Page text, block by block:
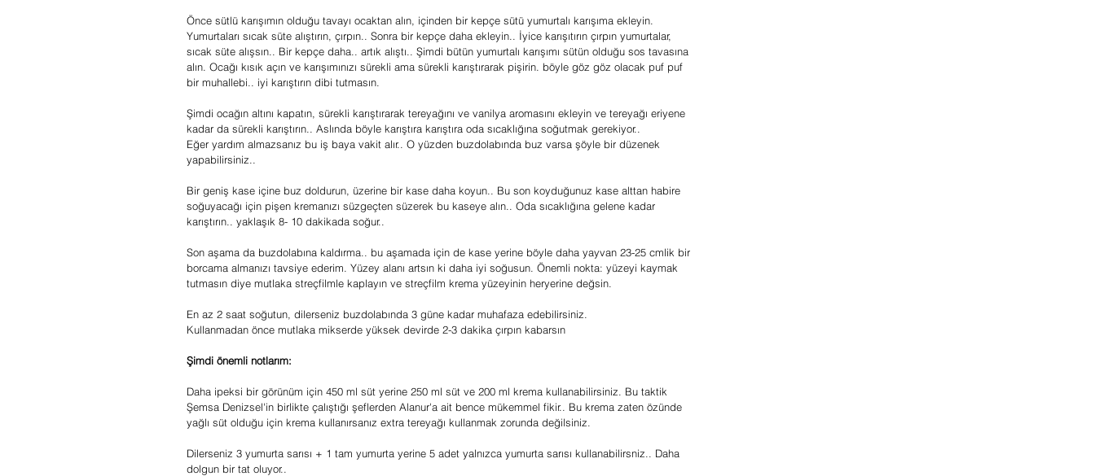
Önce sütlü karışımın olduğu tavayı ocaktan alın, içinden bir kepçe sütü yumurtalı karışıma ekleyin.
Yumurtaları sıcak süte alıştırın, çırpın.. Sonra bir kepçe daha ekleyin.. İyice karışıtırın çırpın yumurtalar,
sıcak süte alışsın.. Bir kepçe daha.. artık alıştı.. Şimdi bütün yumurtalı karışımı sütün olduğu sos tavasına
alın. Ocağı kısık açın ve karışımınızı sürekli ama sürekli karıştırarak pişirin. böyle göz göz olacak puf puf
bir muhallebi.. iyi karıştırın dibi tutmasın.
Şimdi ocağın altını kapatın, sürekli karıştırarak tereyağını ve vanilya aromasını ekleyin ve tereyağı eriyene
kadar da sürekli karıştırın.. Aslında böyle karıştıra karıştıra oda sıcaklığına soğutmak gerekiyor..
Eğer yardım almazsanız bu iş baya vakit alır.. O yüzden buzdolabında buz varsa şöyle bir düzenek
yapabilirsiniz..
Bir geniş kase içine buz doldurun, üzerine bir kase daha koyun.. Bu son koyduğunuz kase alttan habire
soğuyacağı için pişen kremanızı süzgeçten süzerek bu kaseye alın.. Oda sıcaklığına gelene kadar
karıştırın.. yaklaşık 8- 10 dakikada soğur..
Son aşama da buzdolabına kaldırma.. bu aşamada için de kase yerine böyle daha yayvan 23-25 cmlik bir
borcama almanızı tavsiye ederim. Yüzey alanı artsın ki daha iyi soğusun. Önemli nokta: yüzeyi kaymak
tutmasın diye mutlaka streçfilmle kaplayın ve streçfilm krema yüzeyinin heryerine değsin.
En az 2 saat soğutun, dilerseniz buzdolabında 3 güne kadar muhafaza edebilirsiniz.
Kullanmadan önce mutlaka mikserde yüksek devirde 2-3 dakika çırpın kabarsın
Şimdi önemli notlarım:
Daha ipeksi bir görünüm için 450 ml süt yerine 250 ml süt ve 200 ml krema kullanabilirsiniz. Bu taktik
Şemsa Denizsel'in birlikte çalıştığı şeflerden Alanur'a ait bence mükemmel fikir.. Bu krema zaten özünde
yağlı süt olduğu için krema kullanırsanız extra tereyağı kullanmak zorunda değilsiniz.
Dilerseniz 3 yumurta sarısı + 1 tam yumurta yerine 5 adet yalnızca yumurta sarısı kullanabilirsniz.. Daha
dolgun bir tat oluyor..